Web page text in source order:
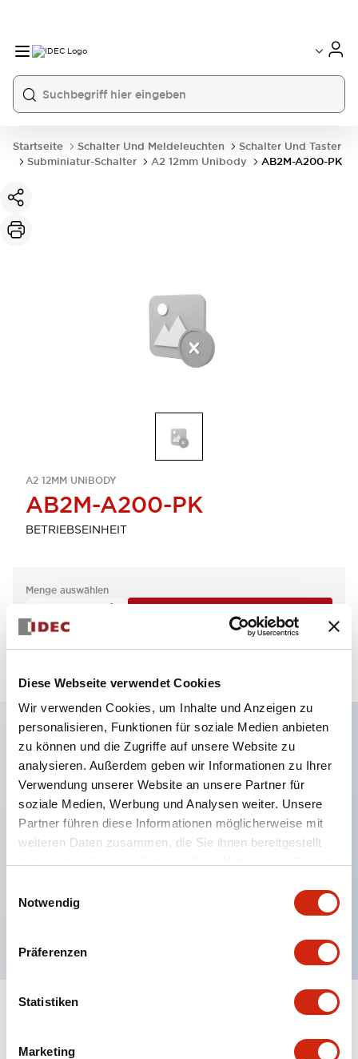
Diese Webseite verwendet Cookies
Wir verwenden Cookies, um Inhalte und Anzeigen zu
personalisieren, Funktionen für soziale Medien anbieten
zu können und die Zugriffe auf unsere Website zu
analysieren. Außerdem geben wir Informationen zu Ihrer
Verwendung unserer Website an unsere Partner für
soziale Medien, Werbung und Analysen weiter. Unsere
Partner führen diese Informationen möglicherweise mit
weiteren Daten zusammen, die Sie ihnen bereitgestellt
Notwendig
Präferenzen
Statistiken
Marketing
Startseite Schalter Und Meldeleuchten
Schalter Und Taster
Subminiatur-Schalter
A2 12mm Unibody AB2M-A200-PK
A2 12MM UNIBODY
AB2M-A200-PK
BETRIEBSEINHEIT
Menge auswählen
zum Zitat hinzufügen
Hauptmerkmale
Schutzart IP40 und IP65 komplett (IEC 60529)
Verbesserte Bedienbarkeit durch
Rückwärtsterminal-System, flache Anschlussfläche
von 22 mm.